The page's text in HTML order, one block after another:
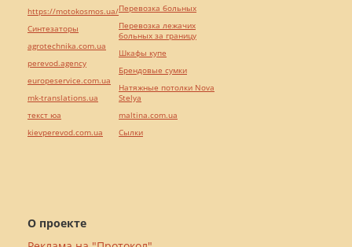
О проекте
https://motokosmos.ua/
Синтезаторы
agrotechnika.com.ua
perevod.agency
europeservice.com.ua
mk-translations.ua
текст юа
kievperevod.com.ua
Перевозка больных
Перевозка лежачих
больных за границу
Шкафы купе
Брендовые сумки
Натяжные потолки Nova
Stelya
maltina.com.ua
Cылки